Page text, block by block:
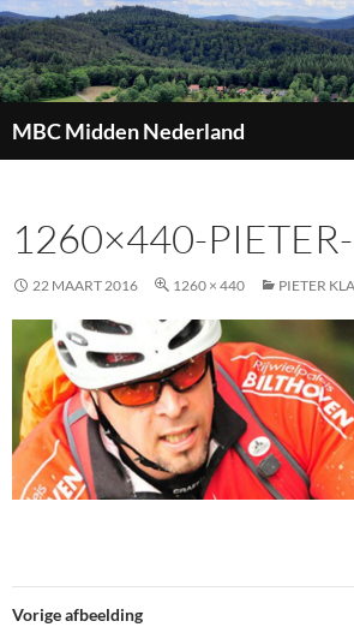
MBC Midden Nederland
INHOUD
1260×440-
22 MAART 2016 1260 × 440 PIETER
Vorige afbeelding